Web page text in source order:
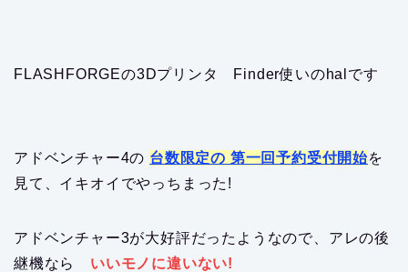
FLASHFORGEの3Dプリンタ Finder使いのhalです
アドベンチャー4の 台数限定の 第一回予約受付開始を
見て、イキオイでやっちまった!
アドベンチャー3が大好評だったようなので、アレの後
継機なら いいモノに違いない!